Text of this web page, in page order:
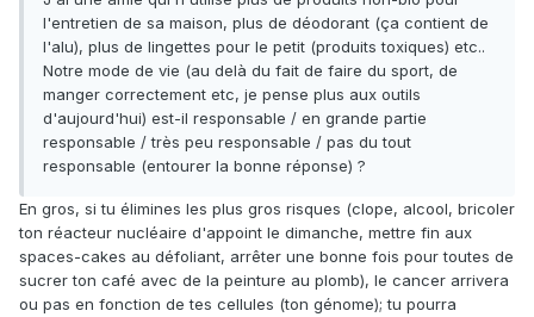
l'entretien de sa maison, plus de déodorant (ça contient de
l'alu), plus de lingettes pour le petit (produits toxiques) etc..
Notre mode de vie (au delà du fait de faire du sport, de
manger correctement etc, je pense plus aux outils
d'aujourd'hui) est-il responsable / en grande partie
responsable / très peu responsable / pas du tout
responsable (entourer la bonne réponse) ?
En gros, si tu élimines les plus gros risques (clope, alcool, bricoler
ton réacteur nucléaire d'appoint le dimanche, mettre fin aux
spaces-cakes au défoliant, arrêter une bonne fois pour toutes de
sucrer ton café avec de la peinture au plomb), le cancer arrivera
ou pas en fonction de tes cellules (ton génome); tu pourra